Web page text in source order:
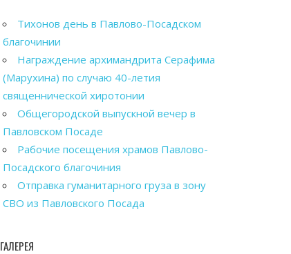
Тихонов день в Павлово-Посадском
благочинии
Награждение архимандрита Серафима
(Марухина) по случаю 40-летия
священнической хиротонии
Общегородской выпускной вечер в
Павловском Посаде
Рабочие посещения храмов Павлово-
Посадского благочиния
Отправка гуманитарного груза в зону
СВО из Павловского Посада
ГАЛЕРЕЯ